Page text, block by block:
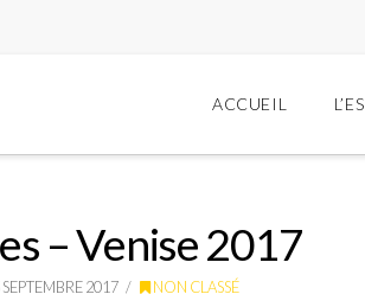
ACCUEIL
– Venise 2017
SEPTEMBRE 2017 NON CLASSÉ